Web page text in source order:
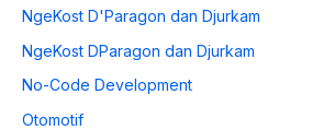
NgeKost D'Paragon dan Djurkam
NgeKost DParagon dan Djurkam
No-Code Development
Otomotif